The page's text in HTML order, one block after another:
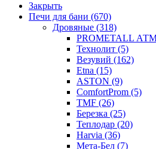
Закрыть
Печи для бани (670)
Дровяные (318)
PROMETALL
Технолит (5)
Везувий (162)
Etna (15)
ASTON (9)
ComfortProm (5)
TMF (26)
Березка (25)
Теплодар (20)
Harvia (36)
Мета-Бел (7)